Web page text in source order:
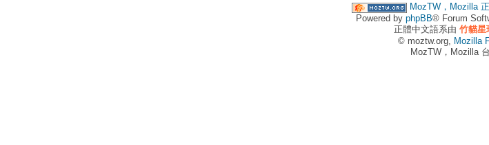
MozTW，Mozilla
Powered by phpBB® Forum
正體中文語系由 竹貓星
© moztw.org, Mozilla
MozTW，Mozilla